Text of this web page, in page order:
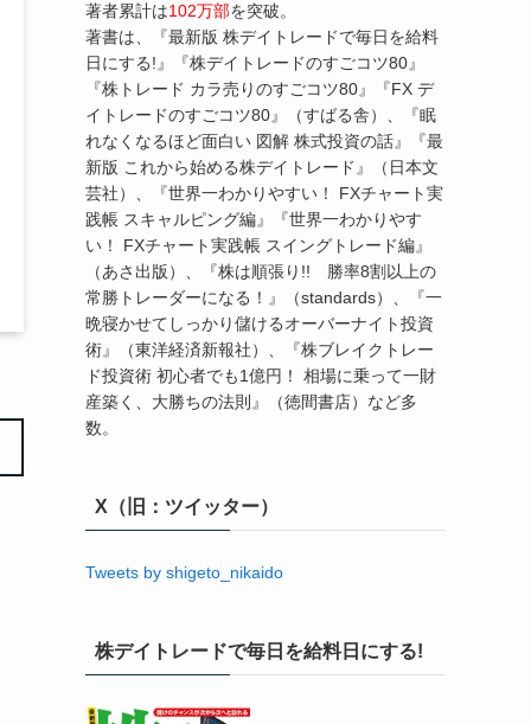
著者累計は102万部を突破。
著書は、『最新版 株デイトレードで毎日を給料
日にする!』『株デイトレードのすごコツ80』
『株トレード カラ売りのすごコツ80』『FX デ
イトレードのすごコツ80』（すばる舎）、『眠
れなくなるほど面白い 図解 株式投資の話』『最
新版 これから始める株デイトレード』（日本文
芸社）、『世界一わかりやすい！ FXチャート実
践帳 スキャルピング編』『世界一わかりやす
い！ FXチャート実践帳 スイングトレード編』
（あさ出版）、『株は順張り!! 勝率8割以上の
常勝トレーダーになる！』（standards）、『一
晩寝かせてしっかり儲けるオーバーナイト投資
術』（東洋経済新報社）、『株ブレイクトレー
ド投資術 初心者でも1億円！ 相場に乗って一財
産築く、大勝ちの法則』（徳間書店）など多
数。
X（旧：ツイッター）
Tweets by shigeto_nikaido
株デイトレードで毎日を給料日にする!